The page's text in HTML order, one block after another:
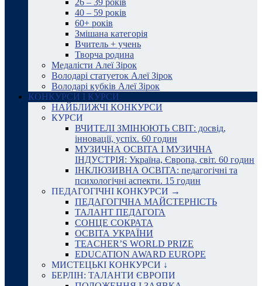
26 – 39 років
40 – 59 років
60+ років
Змішана категорія
Вчитель + учень
Творча родина
Медалісти Алеї Зірок
Володарі статуеток Алеї Зірок
Володарі кубків Алеї Зірок
КОНКУРСИ І КУРСИ
НАЙБЛИЖЧІ КОНКУРСИ
КУРСИ
ВЧИТЕЛІ ЗМІНЮЮТЬ СВІТ: досвід,
інновації, успіх. 60 годин
МУЗИЧНА ОСВІТА І МУЗИЧНА
ІНДУСТРІЯ: Україна, Європа, світ. 60 годин
ІНКЛЮЗИВНА ОСВІТА: педагогічні та
психологічні аспекти. 15 годин
ПЕДАГОГІЧНІ КОНКУРСИ →
ПЕДАГОГІЧНА МАЙСТЕРНІСТЬ
ТАЛАНТ ПЕДАГОГА
СОНЦЕ СОКРАТА
ОСВІТА УКРАЇНИ
TEACHER’S WORLD PRIZE
EDUCATION AWARD EUROPE
МИСТЕЦЬКІ КОНКУРСИ ↓
БЕРЛІН: ТАЛАНТИ ЄВРОПИ